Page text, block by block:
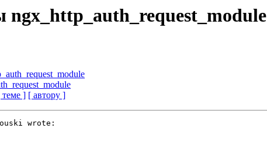
ngx_http_auth_request_module
теме ] [ автору ]
wrote: